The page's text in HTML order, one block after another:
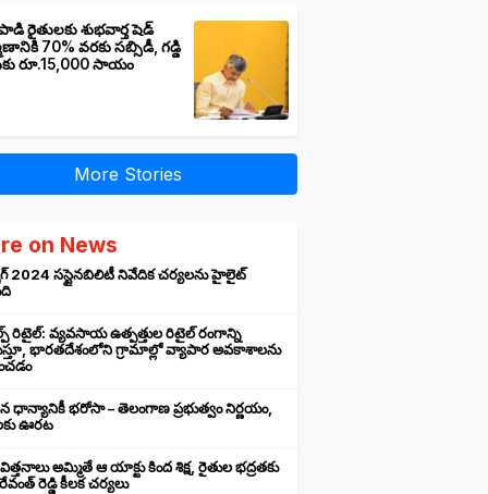
రైతులకు శుభవార్త షెడ్
70% వరకు సబ్సిడీ, గడ్డి
రూ.15,000 సాయం
More Stories
on News
2024 సస్టైనబిలిటీ నివేదిక చర్యలను హైలైట్
రిటైల్: వ్యవసాయ ఉత్పత్తుల రిటైల్ రంగాన్ని
భారతదేశంలోని గ్రామాల్లో వ్యాపార అవకాశాలను
ధాన్యానికీ భరోసా – తెలంగాణ ప్రభుత్వం నిర్ణయం,
ఊరట
అమ్మితే ఆ యాక్టు కింద శిక్ష, రైతుల భద్రతకు
రెడ్డి కీలక చర్యలు